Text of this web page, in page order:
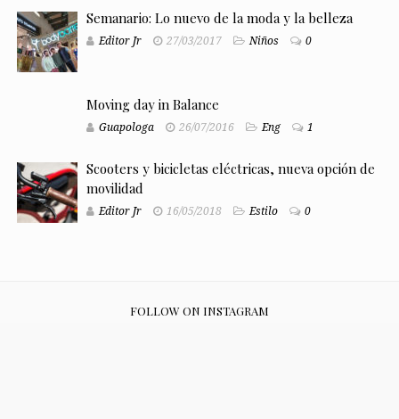
Semanario: Lo nuevo de la moda y la belleza
Editor Jr 27/03/2017 Niños 0
Moving day in Balance
Guapologa 26/07/2016 Eng 1
Scooters y bicicletas eléctricas, nueva opción de
movilidad
Editor Jr 16/05/2018 Estilo 0
FOLLOW ON INSTAGRAM